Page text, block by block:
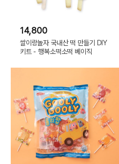
14,800
쌀이랑놀자 국내산 떡 만들기 DIY
키트 - 행복소떡소떡 베이직